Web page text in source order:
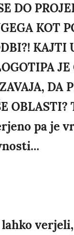
DO
KOT
KAJTI
JE
DA
pa je